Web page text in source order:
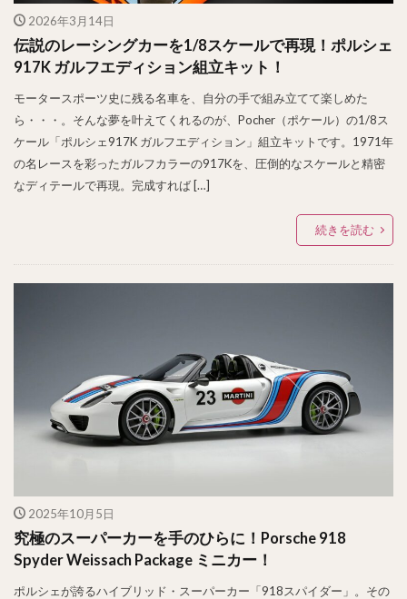
2026年3月14日
伝説のレーシングカーを1/8スケールで再現！ポルシェ
917K ガルフエディション組立キット！
モータースポーツ史に残る名車を、自分の手で組み立てて楽しめた
ら・・・。そんな夢を叶えてくれるのが、Pocher（ポケール）の1/8ス
ケール「ポルシェ917K ガルフエディション」組立キットです。1971年
の名レースを彩ったガルフカラーの917Kを、圧倒的なスケールと精密
なディテールで再現。完成すれば […]
続きを読む
2025年10月5日
究極のスーパーカーを手のひらに！Porsche 918
Spyder Weissach Package ミニカー！
ポルシェが誇るハイブリッド・スーパーカー「918スパイダー」。その